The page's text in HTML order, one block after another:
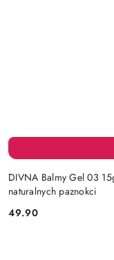
DIVNA Balmy Gel 03
naturalnych paznokci
Cena:
49.90